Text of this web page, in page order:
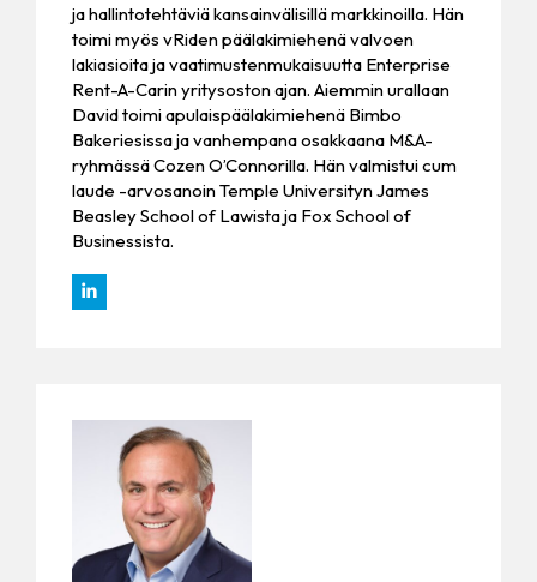
ja hallintotehtäviä kansainvälisillä markkinoilla. Hän
toimi myös vRiden päälakimiehenä valvoen
lakiasioita ja vaatimustenmukaisuutta Enterprise
Rent-A-Carin yritysoston ajan. Aiemmin urallaan
David toimi apulaispäälakimiehenä Bimbo
Bakeriesissa ja vanhempana osakkaana M&A-
ryhmässä Cozen O’Connorilla. Hän valmistui cum
laude -arvosanoin Temple Universityn James
Beasley School of Lawista ja Fox School of
Businessista.